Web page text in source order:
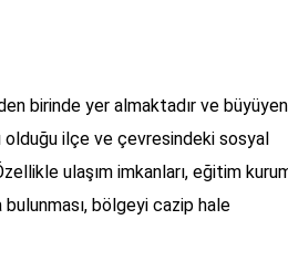
birinde yer almaktadır ve büyüyen
ilçe ve çevresindeki sosyal
ulaşım imkanları, eğitim
bölgeyi cazip hale